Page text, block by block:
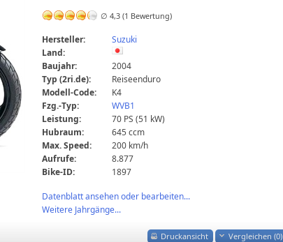
∅ 4,3 (1 Bewertung)
Hersteller:
Suzuki
Land:
Baujahr:
2004
Typ (2ri.de):
Reiseenduro
Modell-Code:
K4
Fzg.-Typ:
WVB1
Leistung:
70 PS (51 kW)
Hubraum:
645 ccm
Max. Speed:
200 km/h
Aufrufe:
8.877
Bike-ID:
1897
Datenblatt ansehen oder bearbeiten...
Weitere Jahrgänge...
Druckansicht Vergleichen (0)